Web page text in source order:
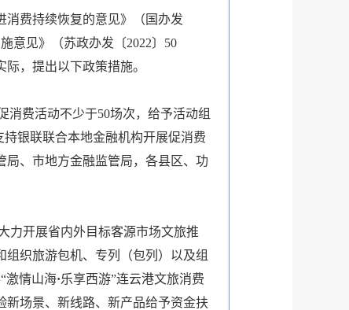
消费持续恢复的意见》（国办发
意见》（苏政办发〔2022〕50
，提出以下政策措施。
消费活动不少于50场次，给予活动组
银联联合本地金融机构开展促消费
、市地方金融监管局，各县区、功
力开展省内外目标客源市场文旅推
织旅游包机、专列（包列）以及组
激情山海·乐享西游”连云港文旅消费
场景、新线路、新产品给予资金扶